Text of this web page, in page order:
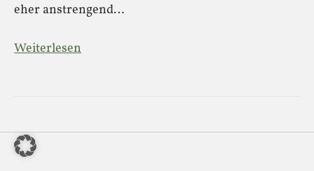
eher anstrengend…
Weiterlesen